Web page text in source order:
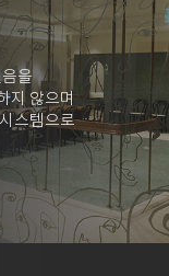
을
지 않으며
스템으로